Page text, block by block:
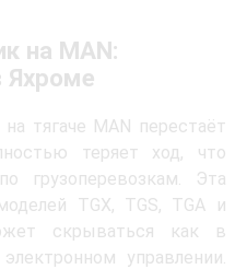
на MAN:
Яхроме
тягаче MAN перестаёт
теряет ход, что
грузоперевозкам. Эта
TGX, TGS, TGA и
скрываться как в
управлении.